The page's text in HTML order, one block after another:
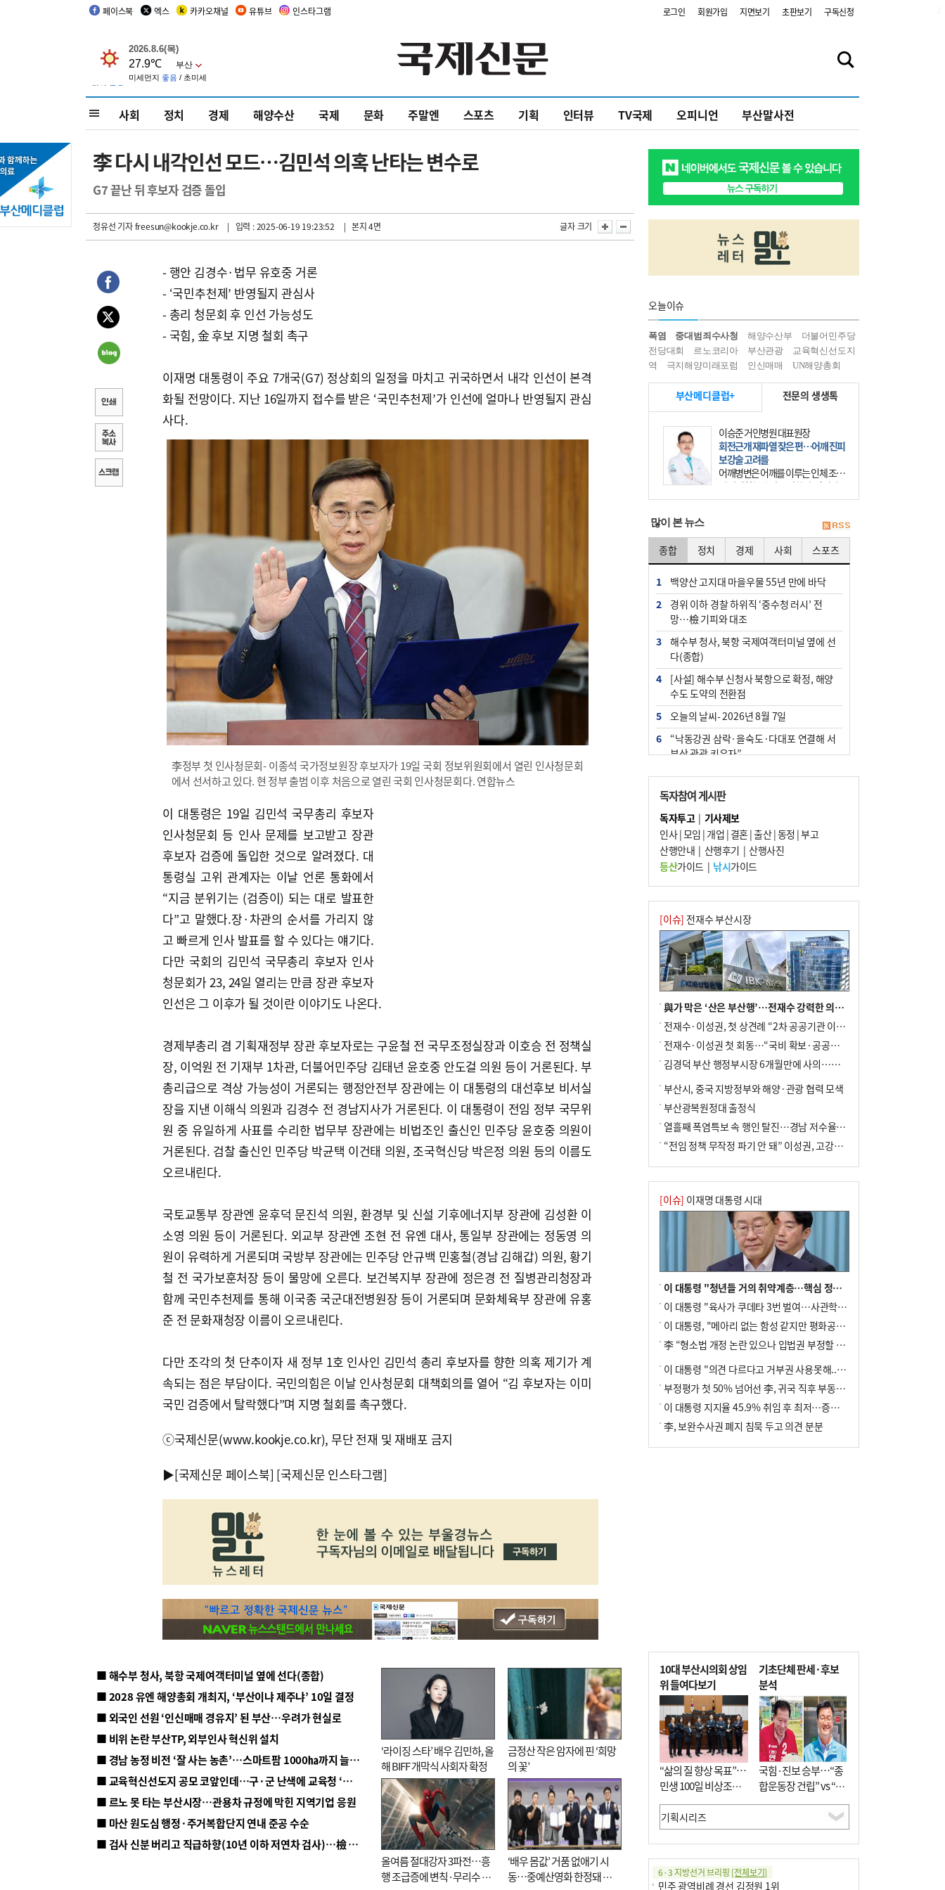
페이스북 엑스 카카오채널 유튜브 인스타그램 로그인 회원가입 지면보기 초판보기 구독신청
사회 정치 경제 해양수산 국제 문화 주말엔 스포츠 기획 인터뷰 TV국제 오피니언 부산말사전
李 다시 내각인선 모드…김민석 의혹 난타는 변수로
G7 끝난 뒤 후보자 검증 돌입
정유선 기자freesun@kookje.co.kr | 입력 : 2025-06-19 19:23:52 | 본지 4면 글자 크기
- 행안 김경수·법무 유호중 거론
- ‘국민추천제’ 반영될지 관심사
- 총리 청문회 후 인선 가능성도
- 국힘, 金 후보 지명 철회 촉구
이재명 대통령이 주요 7개국(G7) 정상회의 일정을 마치고 귀국하면서 내각 인선이 본격
화될 전망이다. 지난 16일까지 접수를 받은 ‘국민추천제’가 인선에 얼마나 반영될지 관심
사다.
李정부 첫 인사청문회- 이종석 국가정보원장 후보자가 19일 국회 정보위원회에서 열린 인사청문회
에서 선서하고 있다. 현 정부 출범 이후 처음으로 열린 국회 인사청문회다. 연합뉴스
이 대통령은 19일 김민석 국무총리 후보자
인사청문회 등 인사 문제를 보고받고 장관
후보자 검증에 돌입한 것으로 알려졌다. 대
통령실 고위 관계자는 이날 언론 통화에서
“지금 분위기는 (검증이) 되는 대로 발표한
다”고 말했다.장·차관의 순서를 가리지 않
고 빠르게 인사 발표를 할 수 있다는 얘기다.
다만 국회의 김민석 국무총리 후보자 인사
청문회가 23, 24일 열리는 만큼 장관 후보자
인선은 그 이후가 될 것이란 이야기도 나온다.
경제부총리 겸 기획재정부 장관 후보자로는 구윤철 전 국무조정실장과 이호승 전 정책실
장, 이억원 전 기재부 1차관, 더불어민주당 김태년 윤호중 안도걸 의원 등이 거론된다. 부
총리급으로 격상 가능성이 거론되는 행정안전부 장관에는 이 대통령의 대선후보 비서실
장을 지낸 이해식 의원과 김경수 전 경남지사가 거론된다. 이 대통령이 전임 정부 국무위
원 중 유일하게 사표를 수리한 법무부 장관에는 비법조인 출신인 민주당 윤호중 의원이
거론된다. 검찰 출신인 민주당 박균택 이건태 의원, 조국혁신당 박은정 의원 등의 이름도
오르내린다.
국토교통부 장관엔 윤후덕 문진석 의원, 환경부 및 신설 기후에너지부 장관에 김성환 이
소영 의원 등이 거론된다. 외교부 장관엔 조현 전 유엔 대사, 통일부 장관에는 정동영 의
원이 유력하게 거론되며 국방부 장관에는 민주당 안규백 민홍철(경남 김해갑) 의원, 황기
철 전 국가보훈처장 등이 물망에 오른다. 보건복지부 장관에 정은경 전 질병관리청장과
함께 국민추천제를 통해 이국종 국군대전병원장 등이 거론되며 문화체육부 장관에 유홍
준 전 문화재청장 이름이 오르내린다.
다만 조각의 첫 단추이자 새 정부 1호 인사인 김민석 총리 후보자를 향한 의혹 제기가 계
속되는 점은 부담이다. 국민의힘은 이날 인사청문회 대책회의를 열어 “김 후보자는 이미
국민 검증에서 탈락했다”며 지명 철회를 촉구했다.
ⓒ국제신문(www.kookje.co.kr), 무단 전재 및 재배포 금지
▶[국제신문 페이스북] [국제신문 인스타그램]
■ 해수부 청사, 북항 국제여객터미널 옆에 선다(종합)
■ 2028 유엔 해양총회 개최지, ‘부산이냐 제주냐’ 10일 결정
■ 외국인 선원 ‘인신매매 경유지’ 된 부산…우려가 현실로
■ 비위 논란 부산TP, 외부인사 혁신위 설치
■ 경남 농정 비전 ‘잘 사는 농촌’…스마트팜 1000㏊까지 늘린다
■ 교육혁신선도지 공모 코앞인데…구·군 난색에 교육청 ‘쩔쩔’
■ 르노 못 타는 부산시장…관용차 규정에 막힌 지역기업 응원
■ 마산 원도심 행정·주거복합단지 연내 준공 수순
■ 검사 신분 버리고 직급하향(10년 이하 저연차 검사)…檢 중수청행 기피
‘라이징 스타’ 배우 김민하, 올
해 BIFF 개막식 사회자 확정
금정산 작은 암자에 핀 ‘희망
의 꽃’
올여름 절대강자 3파전…흥
행 조급증에 변칙·무리수 마
‘배우 몸값’ 거품 없애기 시
동…중예산영화 한정돼 실
오늘이슈
폭염 중대범죄수사청 해양수산부
더불어민주당
전당대회
르노코리아 부산관광
교육혁신선도지
역
극지해양미래포럼 인신매매 UN해양총회
부산메디클럽+ 전문의 생생톡
이승준 거인병원 대표원장
회전근개 재파열 잦은 편…어깨 진피
보강술 고려를
어깨병변은 어깨를 이루는 인체 조직
에 발생하는 손상을 말한다. 여기에
는 오십견과 회전근개 증후군, 어깨
많이 본 뉴스
종합 정치 경제 사회 스포츠
1
백양산 고지대 마을우물 55년 만에 바닥
2
경위 이하 경찰 하위직 ‘중수청 러시’ 전
망…檢 기피와 대조
3
해수부 청사, 북항 국제여객터미널 옆에 선
다(종합)
4
[사설] 해수부 신청사 북항으로 확정, 해양
수도 도약의 전환점
5
오늘의 날씨- 2026년 8월 7일
6
“낙동강권 삼락·을숙도·다대포 연결해 서
부산 관광 키우자”
7
부울경 주말부터 비소식…‘극한 폭염’ 한풀
꺾일 듯
8
피란마을 67년 역사인데…전교생 24명 아
미초 통폐합 기로
9
교육혁신선도지 공모 코앞인데…구·군 난
색에 교육청 ‘쩔쩔’
10 부산 청소년 극지탐험대 8인, 열흘간 북극
구석구석 누빈다
독자참여 게시판
독자투고| 기사제보
인사|모임 | 개업 | 결혼|출산|동정 |부고
산행안내 | 산행후기 | 산행사진
등산가이드| 낚시가이드
[이슈] 전재수 부산시장
與가 막은 ‘산은 부산행’…전재수 강력한 의지 표명 없인 공염불
전재수·이성권, 첫 상견례 “2차 공공기관 이전 초당 협력”(종합)
전재수·이성권 첫 회동…“국비 확보·공공기관 이전 협력”
김경덕 부산 행정부시장 6개월만에 사의…후임 인선 촉각
부산시, 중국 지방정부와 해양·관광 협력 모색
부산광복원정대 출정식
열흘째 폭염특보 속 행인 탈진…경남 저수율 평년의 절반
“전임 정책 무작정 파기 안 돼” 이성권, 고강도 ‘전재수 견제’ 예고
[이슈] 이재명 대통령 시대
이 대통령 "청년들 거의 취약계층…핵심 정책 재편""
이 대통령 "육사가 쿠데타 3번 벌여…사관학교 통합 신속히 추진"
이 대통령, "메아리 없는 함성 같지만 평화공존책 계속해야"
李 “형소법 개정 논란 있으나 입법권 부정할 만큼은 아냐”(종합)
이 대통령 "의견 다르다고 거부권 사용못해.. 입법권 부정할 상황이라 보기 어려워"
부정평가 첫 50% 넘어선 李, 귀국 직후 부동산·증시 점검(종합)
이 대통령 지지율 45.9% 취임 후 최저…증시 폭락·연임 개헌 논란 영향
李, 보완수사권 폐지 침묵 두고 의견 분분
10대 부산시의회 상임
위 들여다보기
“삶의 질 향상 목표”…
민생 100일 비상조치
면밀 심사
기초단체 판세·후보
분석
국힘·진보 승부…“종
합운동장 건립” vs “출
근 공공버스 도입”
6·3 지방선거 브리핑 [전체보기]
민주 광역비례 경선 김정원 1위